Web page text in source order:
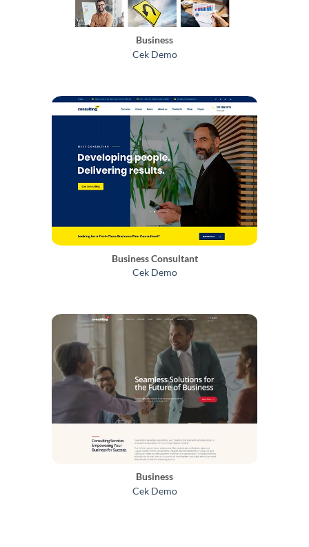
Business
Cek Demo
Business Consultant
Cek Demo
Business
Cek Demo